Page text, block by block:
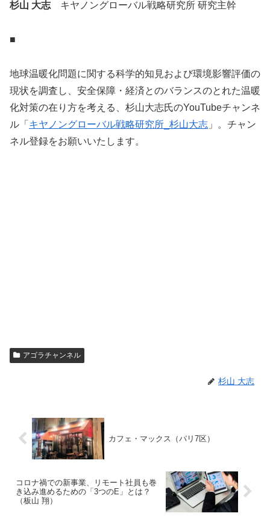
杉山 大志 キヤノングローバル戦略研究所 研究主幹
■
地球温暖化問題に関する科学的知見および環境影響評価の
現状を調査し、安全保障・経済とのバランスのとれた温暖
化対策の在り方を考える、杉山大志氏のYouTubeチャンネ
ル「 キヤノングローバル戦略研究所 杉山大志 」。チャン
ネル登録をお願いいたします。
アゴラチャンネル
杉山 大志
カフェ・マックス（パリ7区）
コロナ禍での新事業、リモート社員も巻
き込み進めるための「3つのE」とは？
（板山 翔）